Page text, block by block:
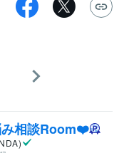
相談Room❤️